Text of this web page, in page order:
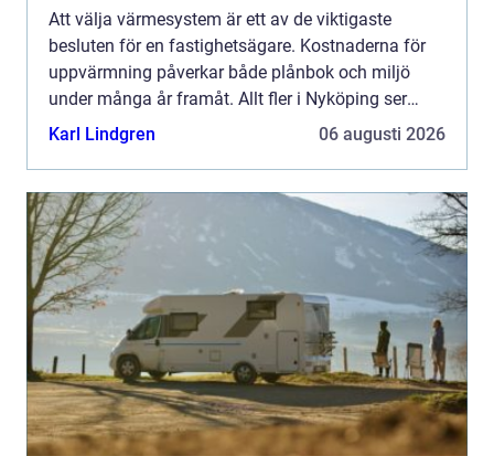
Att välja värmesystem är ett av de viktigaste
besluten för en fastighetsägare. Kostnaderna för
uppvärmning påverkar både plånbok och miljö
under många år framåt. Allt fler i Nyköping ser
därför över sina gamla pannor, direktel eller slitna
Karl Lindgren 06 augusti 2026